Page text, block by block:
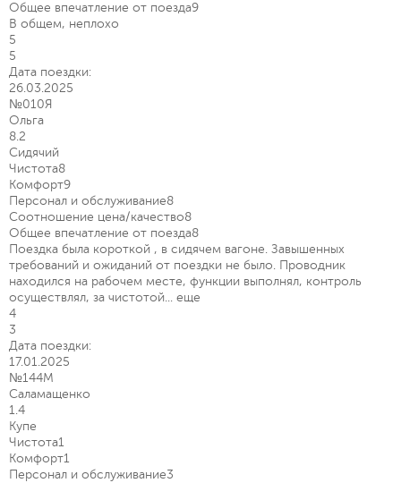
Общее впечатление от поезда9
В общем, неплохо
5
5
Дата поездки:
26.03.2025
№010Я
Ольга
8.2
Сидячий
Чистота8
Комфорт9
Персонал и обслуживание8
Соотношение цена/качество8
Общее впечатление от поезда8
Поездка была короткой , в сидячем вагоне. Завышенных
требований и ожиданий от поездки не было. Проводник
находился на рабочем месте, функции выполнял, контроль
осуществлял, за чистотой... еще
4
3
Дата поездки:
17.01.2025
№144М
Саламащенко
1.4
Купе
Чистота1
Комфорт1
Персонал и обслуживание3